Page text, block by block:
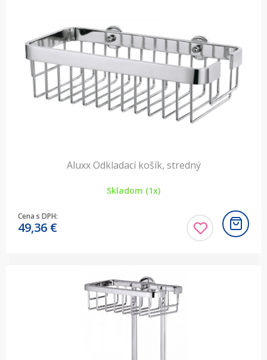
Aluxx Odkladací košík, stredný
Skladom (1x)
Cena s DPH:
49,36 €